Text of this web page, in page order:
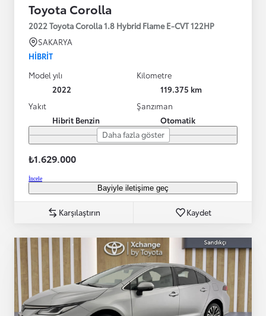
Toyota Corolla
2022 Toyota Corolla 1.8 Hybrid Flame E-CVT 122HP
SAKARYA
HIBRIT
Model yılı
2022
Kilometre
119.375 km
Yakıt
Hibrit Benzin
Şanzıman
Otomatik
Daha fazla göster
₺1.629.000
İncele
Bayiyle iletişime geç
Karşılaştırın Kaydet